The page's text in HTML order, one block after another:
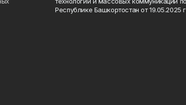
Республике Башкортостан от 19.05.2025